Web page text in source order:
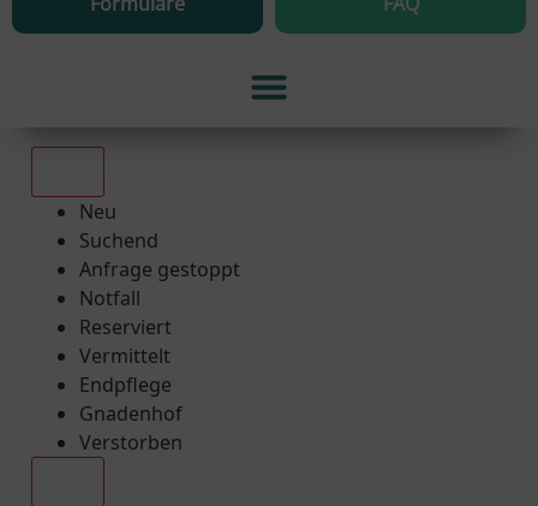
Neu
Suchend
Anfrage gestoppt
Notfall
Reserviert
Vermittelt
Endpflege
Gnadenhof
Verstorben